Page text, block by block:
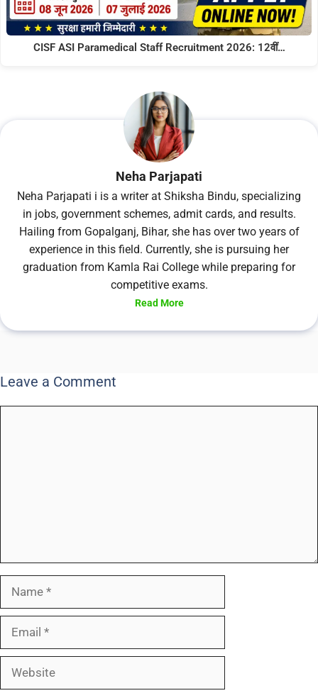
CISF ASI Paramedical Staff Recruitment 2026: 12वीं…
Neha Parjapati
Neha Parjapati i is a writer at Shiksha Bindu, specializing
in jobs, government schemes, admit cards, and results.
Hailing from Gopalganj, Bihar, she has over two years of
experience in this field. Currently, she is pursuing her
graduation from Kamla Rai College while preparing for
competitive exams.
Read More
Leave a Comment